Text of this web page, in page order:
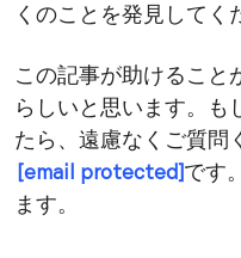
くのことを発見してく
この記事が助けること
らしいと思います。も
たら、遠慮なくご質問
[email protected]です
ます。